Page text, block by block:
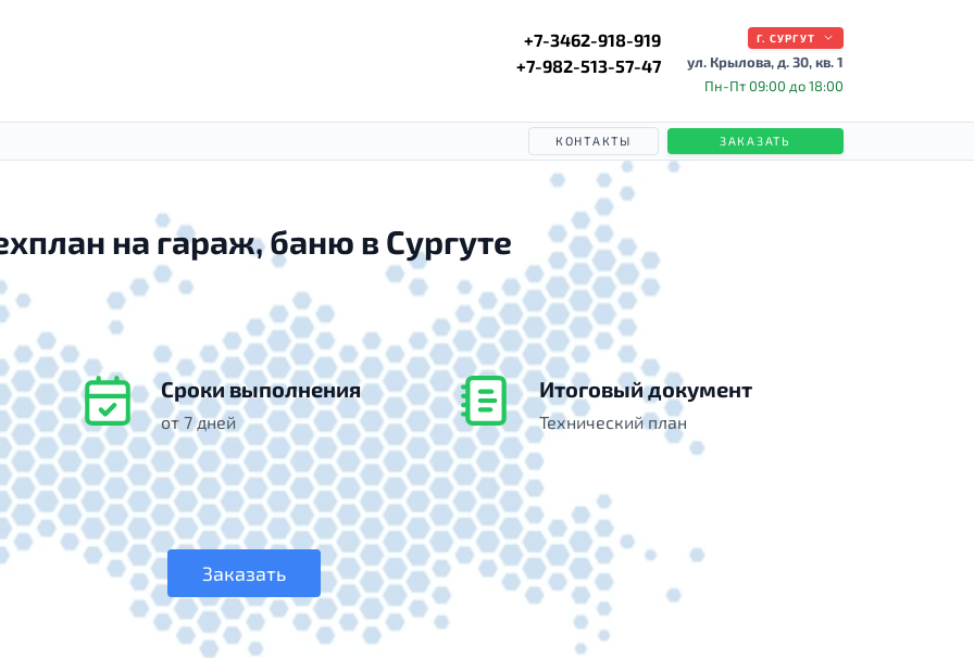
+7-3462-918-919
+7-982-513-57-47
Г. СУРГУТ
ул. Крылова, д. 30, кв. 1
Пн-Пт 09:00 до 18:00
КОНТАКТЫ ЗАКАЗАТЬ
на гараж, баню в Сургуте
Сроки выполнения
от 7 дней
Итоговый документ
Технический план
Заказать